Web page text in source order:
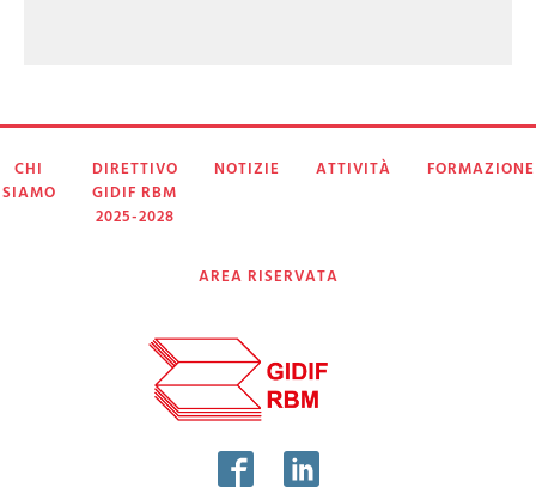
CHI
SIAMO
DIRETTIVO
GIDIF RBM
2025-2028
NOTIZIE ATTIVITÀ FORMAZIONE
AREA RISERVATA